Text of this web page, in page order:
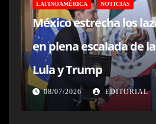
LATINOAMÉRICA NOTICIAS
México estrecha los
en plena escalada de
Lula y Trump
08/07/2026 EDITORIAL